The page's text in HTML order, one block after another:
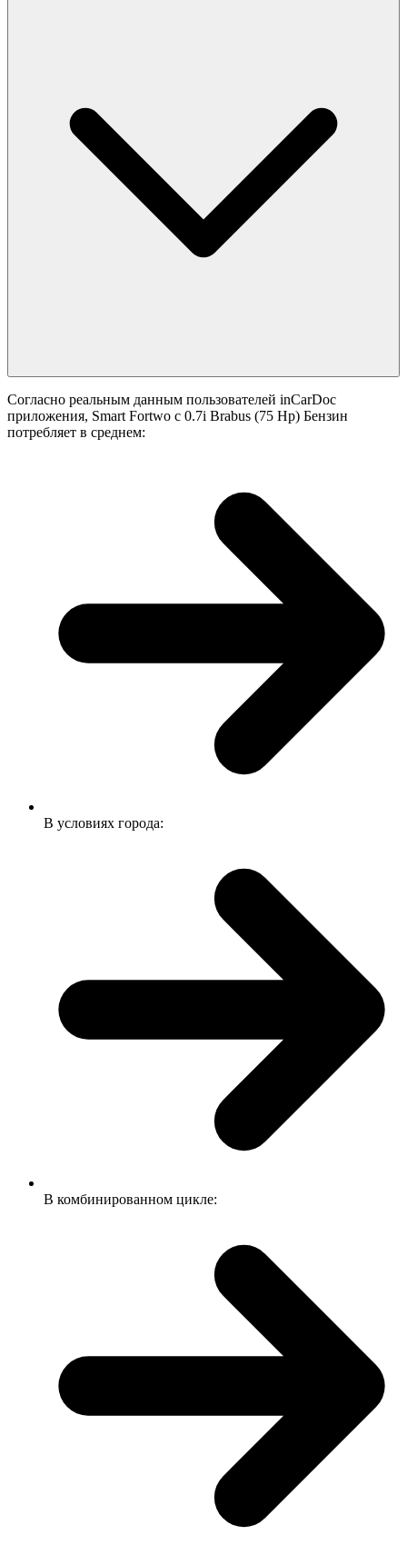
Согласно реальным данным пользователей inCarDoc
приложения, Smart Fortwo с 0.7i Brabus (75 Hp) Бензин
потребляет в среднем:
В условиях города:
В комбинированном цикле: